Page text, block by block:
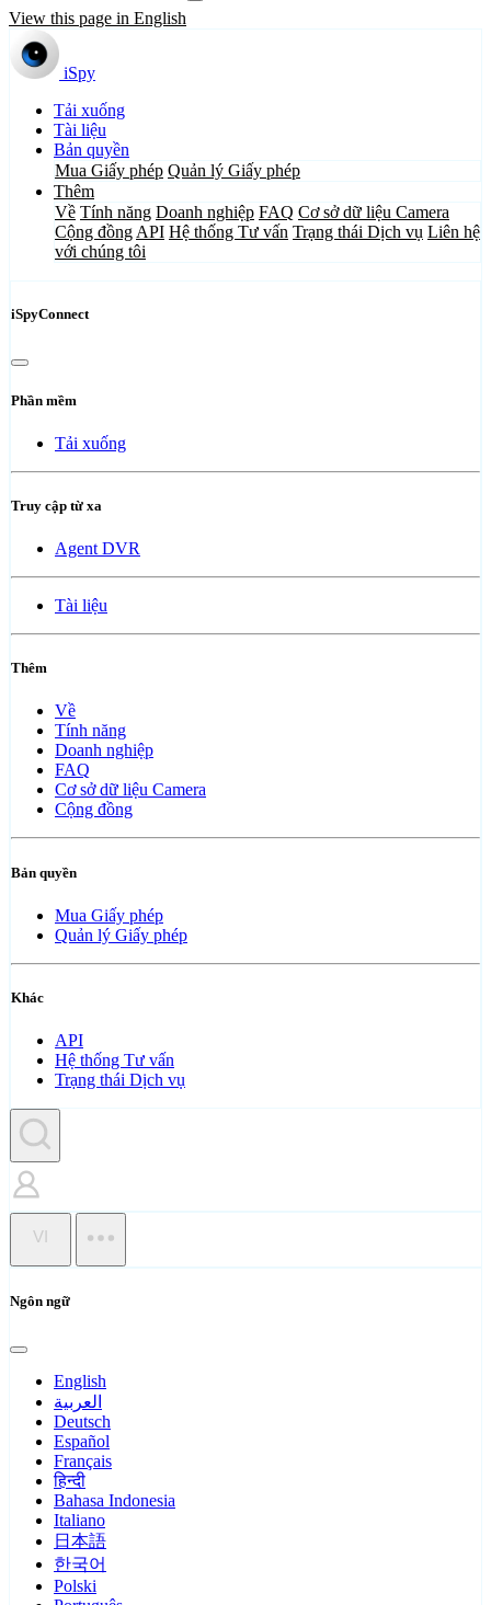
View this page in English
iSpy
Tải xuống
Tài liệu
Bản quyền
Mua Giấy phép Quản lý Giấy phép
Thêm
Về Tính năng Doanh nghiệp FAQ Cơ sở dữ liệu Camera
Cộng đồng API Hệ thống Tư vấn Trạng thái Dịch vụ Liên hệ
với chúng tôi
iSpyConnect
Phần mềm
Tải xuống
Truy cập từ xa
Agent DVR
Tài liệu
Thêm
Về
Tính năng
Doanh nghiệp
FAQ
Cơ sở dữ liệu Camera
Cộng đồng
Bản quyền
Mua Giấy phép
Quản lý Giấy phép
Khác
API
Hệ thống Tư vấn
Trạng thái Dịch vụ
VI
Ngôn ngữ
English
العربية
Deutsch
Español
Français
हिन्दी
Bahasa Indonesia
Italiano
日本語
한국어
Polski